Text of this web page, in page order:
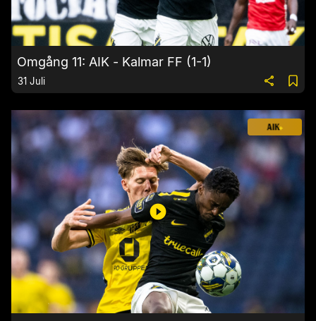
Omgång 11: AIK - Kalmar FF (1-1)
31 Juli